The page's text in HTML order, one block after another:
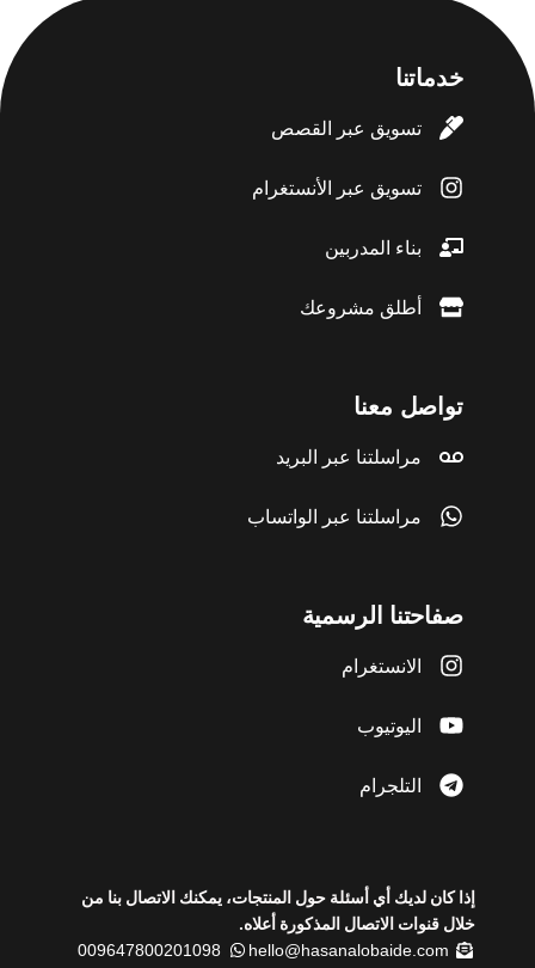
خدماتنا
تسويق عبر القصص
تسويق عبر الأنستغرام
بناء المدربين
أطلق مشروعك
تواصل معنا
مراسلتنا عبر البريد
مراسلتنا عبر الواتساب
صفاحتنا الرسمية
الانستغرام
اليوتيوب
التلجرام
إذا كان لديك أي أسئلة حول المنتجات، يمكنك الاتصال بنا من
خلال قنوات الاتصال المذكورة أعلاه.
hello@hasanalobaide.com
009647800201098